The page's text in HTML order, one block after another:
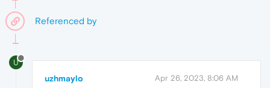
Referenced by
U
uzhmaylo Apr 26, 2023, 8:06 AM